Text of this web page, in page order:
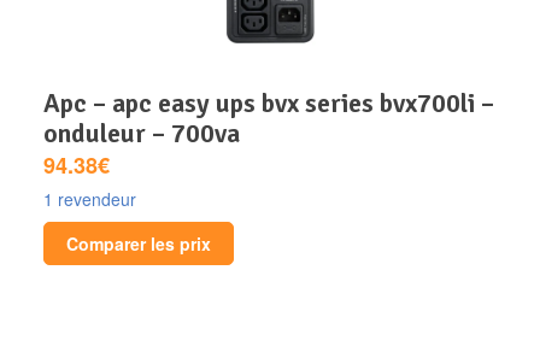
apc – apc easy ups bvx series bvx700li –
onduleur – 700va
94.38€
1 revendeur
Comparer les prix